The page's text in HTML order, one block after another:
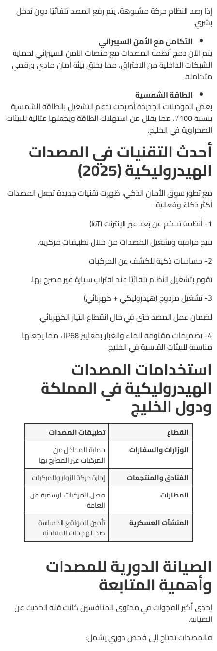
إذا رصد النظام حركة مشبوهة، يتم رفع المصد تلقائيًا دون تدخل
بشري.
التكامل مع الأمن السيبراني
يتم الآن دمج أنظمة المصدات مع منصات الأمن السيبراني لحماية
الشبكات الداخلية من الاختراق، مما يخلق بيئة أمان مادي ورقمي
متكاملة.
الطاقة الشمسية
بعض الموديلات الجديدة أصبحت تدعم التشغيل بالطاقة الشمسية
بنسبة 100٪، مما يقلل من استهلاك الطاقة ويجعلها مثالية للبيئات
الصحراوية في الخليج.
أحدث التقنيات في المصدات
الهيدروليكية (2025)
مع تطور سوق الأمان الذكي، ظهرت تقنيات جديدة تجعل المصدات
أكثر ذكاءً وفعالية:
1- أنظمة تحكم عن بُعد عبر الإنترنت (IoT)
تتيح مراقبة وتشغيل المصدات من خلال تطبيقات مركزية.
2- حساسات ذكية للكشف عن المركبات
تقوم بتشغيل النظام تلقائيًا عند اقتراب سيارة غير مصرح بها.
3- تشغيل مزدوج (هيدروليكي + كهربائي)
لضمان عمل المصد حتى في حال انقطاع التيار الكهربائي.
4- تصميمات مقاومة للماء والغبار بمعايير IP68 ، مما يجعلها
مناسبة للبيئات القاسية في الخليج.
استخدامات المصدات
الهيدروليكية في المملكة
ودول الخليج
القطاع
تطبيقات المصدات
الوزارات والسفارات
حماية المداخل من
المركبات غير المصرح بها
الفنادق والمنتجعات
إدارة حركة الزوار والمركبات
المطارات
فصل المركبات الرسمية عن
العامة
المنشآت العسكرية
تأمين المواقع الحساسة
ضد الهجمات المفاجئة
الصيانة الدورية للمصدات
وأهمية المتابعة
إحدى أكبر الفجوات في محتوى المنافسين كانت قلة الحديث عن
الصيانة.
فالمصدات تحتاج إلى فحص دوري يشمل: